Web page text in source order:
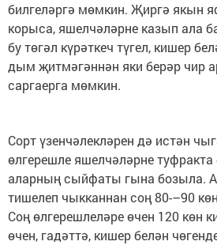
билгеләргә мөмкин. Җиргә якын
корыса, яшелчәләрне казып ала
бу төгәл күрәткеч түгел, кишер
дым җитмәгәннән яки берәр чир
саргаерга мөмкин.
Сорт үзенчәлекләрен дә истән
өлгерешле яшелчәләрне туфракта
аларның сыйфаты гына бозыла.
тишелеп чыкканнан соң 80-–90
Соң өлгерешлеләре өчен 120 көн
өчен, гадәттә, кишер белән